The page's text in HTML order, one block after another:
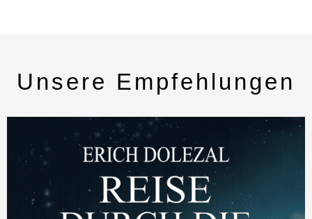
Unsere Empfehlungen